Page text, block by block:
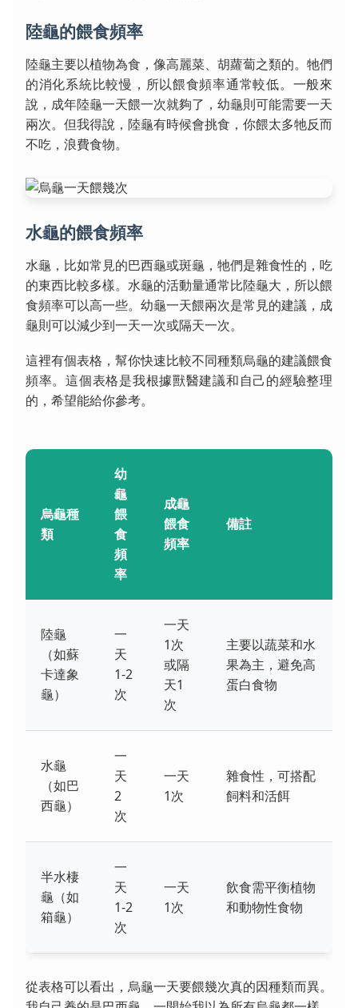
陸龜的餵食頻率
陸龜主要以植物為食，像高麗菜、胡蘿蔔之類的。牠們
的消化系統比較慢，所以餵食頻率通常較低。一般來
說，成年陸龜一天餵一次就夠了，幼龜則可能需要一天
兩次。但我得說，陸龜有時候會挑食，你餵太多牠反而
不吃，浪費食物。
水龜的餵食頻率
水龜，比如常見的巴西龜或斑龜，牠們是雜食性的，吃
的東西比較多樣。水龜的活動量通常比陸龜大，所以餵
食頻率可以高一些。幼龜一天餵兩次是常見的建議，成
龜則可以減少到一天一次或隔天一次。
這裡有個表格，幫你快速比較不同種類烏龜的建議餵食
頻率。這個表格是我根據獸醫建議和自己的經驗整理
的，希望能給你參考。
烏龜種
類
幼
龜
餵
食
頻
率
成龜
餵食
頻率
備註
陸龜
（如蘇
卡達象
龜）
一
天
1-2
次
一天
1次
或隔
天1
次
主要以蔬菜和水
果為主，避免高
蛋白食物
水龜
（如巴
西龜）
一
天
2
次
一天
1次
雜食性，可搭配
飼料和活餌
半水棲
龜（如
箱龜）
一
天
1-2
次
一天
1次
飲食需平衡植物
和動物性食物
從表格可以看出，烏龜一天要餵幾次真的因種類而異。